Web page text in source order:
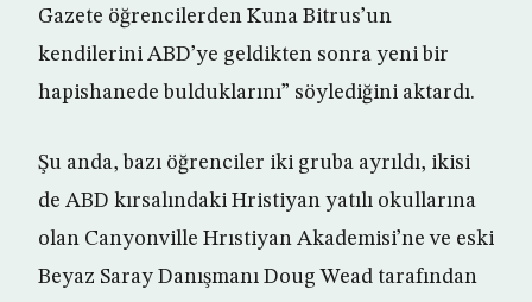
Gazete öğrencilerden Kuna Bitrus’un
kendilerini ABD’ye geldikten sonra yeni bir
hapishanede bulduklarını” söylediğini aktardı.
Şu anda, bazı öğrenciler iki gruba ayrıldı, ikisi
de ABD kırsalındaki Hristiyan yatılı okullarına
olan Canyonville Hrıstiyan Akademisi’ne ve eski
Beyaz Saray Danışmanı Doug Wead tarafından